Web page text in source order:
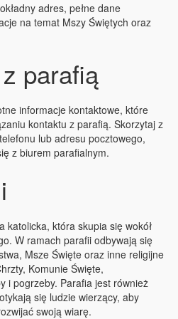
adres, pełne dane
na temat Mszy Świętych oraz
parafią
informacje kontaktowe, które
kontaktu z parafią. Skorzytaj z
lub adresu pocztowego,
z biurem parafialnym.
katolicka, która skupia się wokół
W ramach parafii odbywają się
Msze Święte oraz inne religijne
Komunie Święte,
i pogrzeby. Parafia jest również
się ludzie wierzący, aby
swoją wiarę.